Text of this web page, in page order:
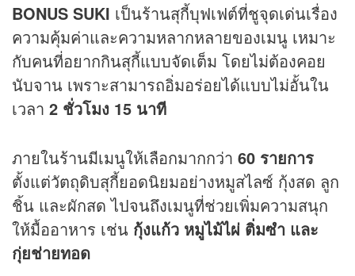
BONUS SUKI เป็นร้านสุกี้บุฟเฟต์ที่ชูจุดเด่นเรื่อง
ความคุ้มค่าและความหลากหลายของเมนู เหมาะ
กับคนที่อยากกินสุกี้แบบจัดเต็ม โดยไม่ต้องคอย
นับจาน เพราะสามารถอิ่มอร่อยได้แบบไม่อั้นใน
เวลา 2 ชั่วโมง 15 นาที
ภายในร้านมีเมนูให้เลือกมากกว่า 60 รายการ
ตั้งแต่วัตถุดิบสุกี้ยอดนิยมอย่างหมูสไลซ์ กุ้งสด ลูก
ชิ้น และผักสด ไปจนถึงเมนูที่ช่วยเพิ่มความสนุก
ให้มื้ออาหาร เช่น กุ้งแก้ว หมูไม้ไผ่ ติ่มซำ และ
กุ่ยช่ายทอด